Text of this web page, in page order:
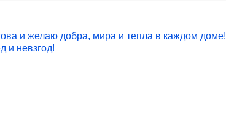
и желаю добра, мира и тепла в каждом доме!
и невзгод!